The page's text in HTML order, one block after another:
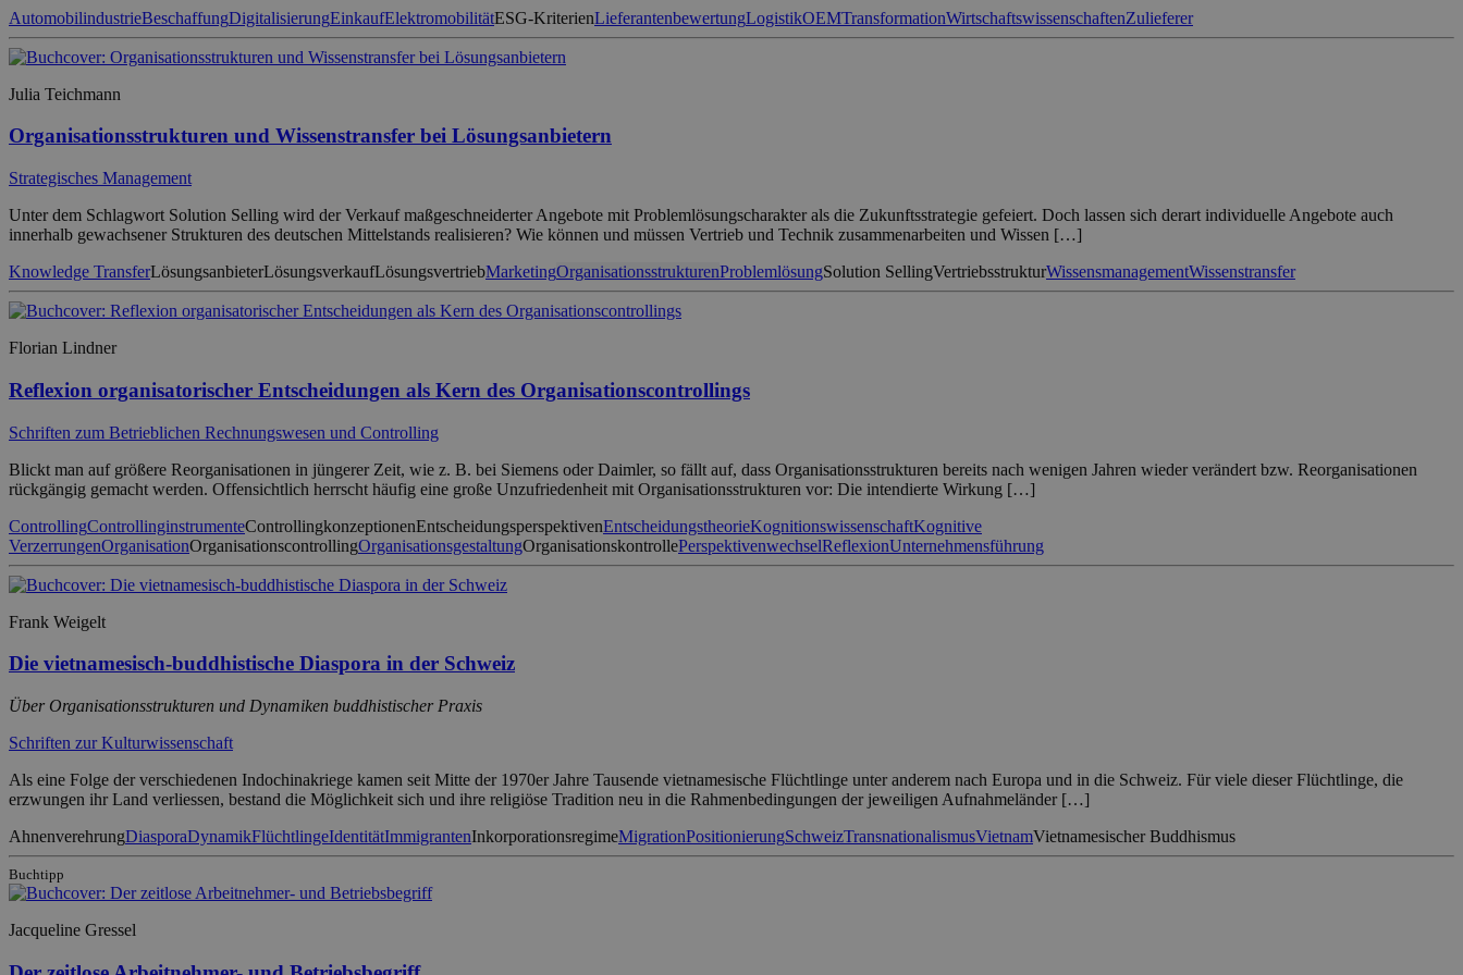
AutomobilindustrieBeschaffungDigitalisierungEinkaufElektromobilitätESG-KriterienLieferantenbewertungLogistikOEMTransformationWirtschaftswissenschaftenZulieferer
Julia Teichmann
Organisationsstrukturen und Wissenstransfer bei Lösungsanbietern
Strategisches Management
Unter dem Schlagwort Solution Selling wird der Verkauf maßgeschneiderter Angebote mit Problemlösungscharakter als die Zukunftsstrategie gefeiert. Doch lassen sich derart individuelle Angebote auch
innerhalb gewachsener Strukturen des deutschen Mittelstands realisieren? Wie können und müssen Vertrieb und Technik zusammenarbeiten und Wissen […]
Knowledge TransferLösungsanbieterLösungsverkaufLösungsvertriebMarketingOrganisationsstrukturenProblemlösungSolution SellingVertriebsstrukturWissensmanagementWissenstransfer
Florian Lindner
Reflexion organisatorischer Entscheidungen als Kern des Organisationscontrollings
Schriften zum Betrieblichen Rechnungswesen und Controlling
Blickt man auf größere Reorganisationen in jüngerer Zeit, wie z. B. bei Siemens oder Daimler, so fällt auf, dass Organisationsstrukturen bereits nach wenigen Jahren wieder verändert bzw. Reorganisationen
rückgängig gemacht werden. Offensichtlich herrscht häufig eine große Unzufriedenheit mit Organisationsstrukturen vor: Die intendierte Wirkung […]
ControllingControllinginstrumenteControllingkonzeptionenEntscheidungsperspektivenEntscheidungstheorieKognitionswissenschaftKognitive
VerzerrungenOrganisationOrganisationscontrollingOrganisationsgestaltungOrganisationskontrollePerspektivenwechselReflexionUnternehmensführung
Frank Weigelt
Die vietnamesisch-buddhistische Diaspora in der Schweiz
Über Organisationsstrukturen und Dynamiken buddhistischer Praxis
Schriften zur Kulturwissenschaft
Als eine Folge der verschiedenen Indochinakriege kamen seit Mitte der 1970er Jahre Tausende vietnamesische Flüchtlinge unter anderem nach Europa und in die Schweiz. Für viele dieser Flüchtlinge, die
erzwungen ihr Land verliessen, bestand die Möglichkeit sich und ihre religiöse Tradition neu in die Rahmenbedingungen der jeweiligen Aufnahmeländer […]
AhnenverehrungDiasporaDynamikFlüchtlingeIdentitätImmigrantenInkorporationsregimeMigrationPositionierungSchweizTransnationalismusVietnamVietnamesischer Buddhismus
Buchtipp
Jacqueline Gressel